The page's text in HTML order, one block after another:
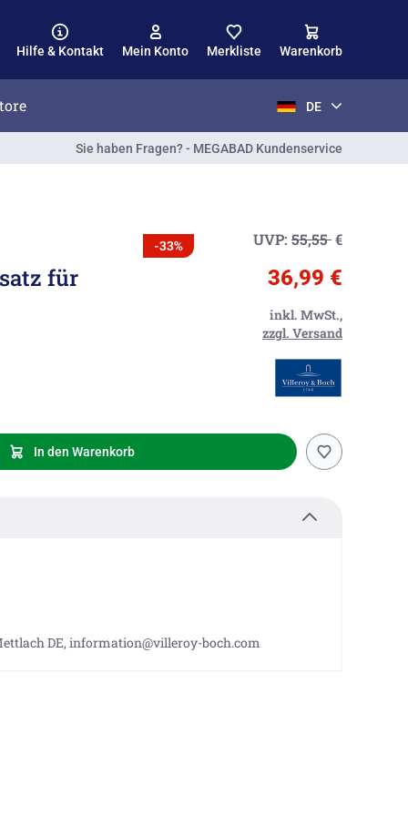
Hilfe & Kontakt Mein Konto Merkliste Warenkorb
DE
Sie haben Fragen? - MEGABAD Kundenservice
für
-33% UVP: 55,55€
36,99 €
inkl. MwSt.,
zzgl. Versand
In den Warenkorb
DE, information@villeroy-boch.com